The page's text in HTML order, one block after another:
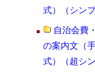
式）（シンプ
自治会費
の案内文（
式）（超シン